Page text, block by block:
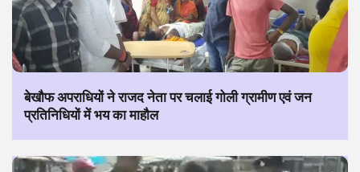
बेखौफ अपराधियों ने राजद नेता पर चलाई गोली ग्रामीण एवं जन
प्रतिनिधियों में भय का माहौल